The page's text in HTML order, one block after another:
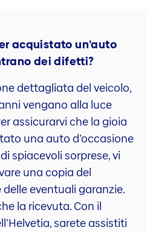
acquistato un’auto
dei difetti?
dettagliata del veicolo,
vengano alla luce
assicurarvi che la gioia
una auto d’occasione
spiacevoli sorprese, vi
una copia del
eventuali garanzie.
la ricevuta. Con il
sarete assistiti